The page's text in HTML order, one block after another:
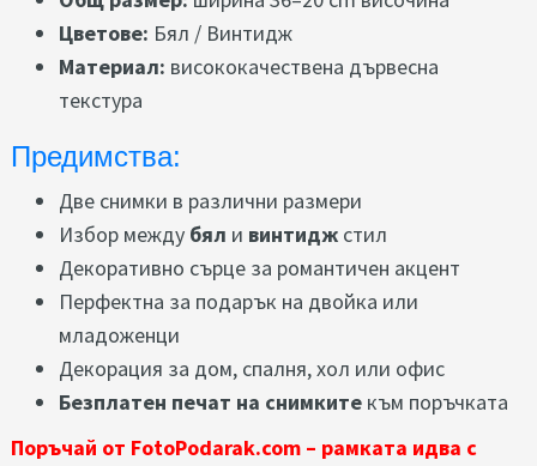
Цветове: Бял / Винтидж
Материал: висококачествена дървесна
текстура
Предимства:
Две снимки в различни размери
Избор между бял и винтидж стил
Декоративно сърце за романтичен акцент
Перфектна за подарък на двойка или
младоженци
Декорация за дом, спалня, хол или офис
Безплатен печат на снимките към поръчката
Поръчай от FotoPodarak.com – рамката идва с